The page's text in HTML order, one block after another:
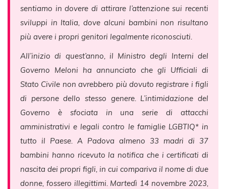
sentiamo in dovere di attirare l’attenzione sui recenti
sviluppi in Italia, dove alcuni bambini non risultano
più avere i propri genitori legalmente riconosciuti.
All’inizio di quest’anno, il Ministro degli Interni del
Governo Meloni ha annunciato che gli Ufficiali di
Stato Civile non avrebbero più dovuto registrare i figli
di persone dello stesso genere. L’intimidazione del
Governo è sfociata in una serie di attacchi
amministrativi e legali contro le famiglie LGBTIQ* in
tutto il Paese. A Padova almeno 33 madri di 37
bambini hanno ricevuto la notifica che i certificati di
nascita dei propri figli, in cui compariva il nome di due
donne, fossero illegittimi. Martedì 14 novembre 2023,